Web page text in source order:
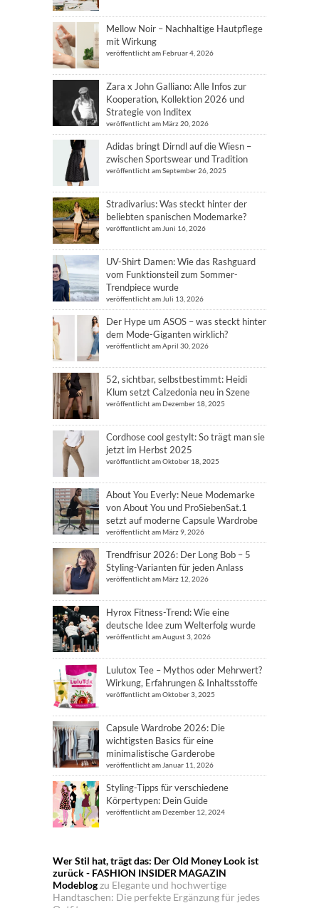
Mellow Noir – Nachhaltige Hautpflege
mit Wirkung
veröffentlicht am Februar 4, 2026
Zara x John Galliano: Alle Infos zur
Kooperation, Kollektion 2026 und
Strategie von Inditex
veröffentlicht am März 20, 2026
Adidas bringt Dirndl auf die Wiesn –
zwischen Sportswear und Tradition
veröffentlicht am September 26, 2025
Stradivarius: Was steckt hinter der
beliebten spanischen Modemarke?
veröffentlicht am Juni 16, 2026
UV-Shirt Damen: Wie das Rashguard
vom Funktionsteil zum Sommer-
Trendpiece wurde
veröffentlicht am Juli 13, 2026
Der Hype um ASOS – was steckt hinter
dem Mode-Giganten wirklich?
veröffentlicht am April 30, 2026
52, sichtbar, selbstbestimmt: Heidi
Klum setzt Calzedonia neu in Szene
veröffentlicht am Dezember 18, 2025
Cordhose cool gestylt: So trägt man sie
jetzt im Herbst 2025
veröffentlicht am Oktober 18, 2025
About You Everly: Neue Modemarke
von About You und ProSiebenSat.1
setzt auf moderne Capsule Wardrobe
veröffentlicht am März 9, 2026
Trendfrisur 2026: Der Long Bob – 5
Styling-Varianten für jeden Anlass
veröffentlicht am März 12, 2026
Hyrox Fitness-Trend: Wie eine
deutsche Idee zum Welterfolg wurde
veröffentlicht am August 3, 2026
Lulutox Tee – Mythos oder Mehrwert?
Wirkung, Erfahrungen & Inhaltsstoffe
veröffentlicht am Oktober 3, 2025
Capsule Wardrobe 2026: Die
wichtigsten Basics für eine
minimalistische Garderobe
veröffentlicht am Januar 11, 2026
Styling-Tipps für verschiedene
Körpertypen: Dein Guide
veröffentlicht am Dezember 12, 2024
Wer Stil hat, trägt das: Der Old Money Look ist
zurück - FASHION INSIDER MAGAZIN
Modeblogzu Elegante und hochwertige
Handtaschen: Die perfekte Ergänzung für jedes